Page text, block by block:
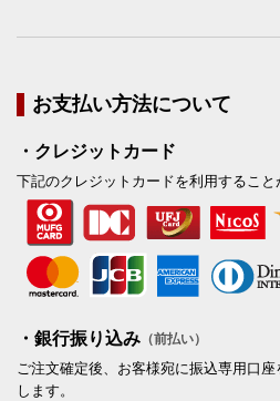
お支払い方法について
・クレジットカード
下記のクレジットカードを利用すること
・銀行振り込み （前払い）
ご注文確定後、お客様宛に振込専用口
します。